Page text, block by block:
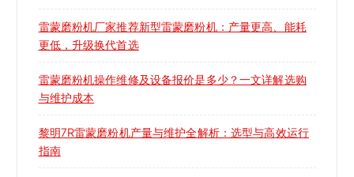
雷蒙磨粉机厂家推荐新型雷蒙磨粉机：产量更高、能耗
更低，升级换代首选
雷蒙磨粉机操作维修及设备报价是多少？一文详解选购
与维护成本
黎明7R雷蒙磨粉机产量与维护全解析：选型与高效运行
指南